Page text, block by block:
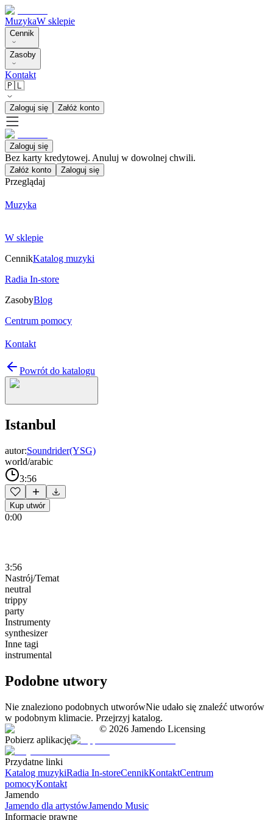
MuzykaW sklepie
Cennik
Zasoby
Kontakt
🇵🇱
Zaloguj się Załóż konto
Zaloguj się
Bez karty kredytowej. Anuluj w dowolnej chwili.
Załóż konto Zaloguj się
Przeglądaj
Muzyka
W sklepie
CennikKatalog muzyki
Radia In-store
ZasobyBlog
Centrum pomocy
Kontakt
Powrót do katalogu
Istanbul
autor:Soundrider(YSG)
world/arabic
3:56
Kup utwór
0:00
3:56
Nastrój/Temat
neutral
trippy
party
Instrumenty
synthesizer
Inne tagi
instrumental
Podobne utwory
Nie znaleziono podobnych utworówNie udało się znaleźć utworów
w podobnym klimacie. Przejrzyj katalog.
© 2026 Jamendo Licensing
Pobierz aplikację
Przydatne linki
Katalog muzykiRadia In-storeCennikKontaktCentrum
pomocyKontakt
Jamendo
Jamendo dla artystówJamendo Music
Informacje prawne